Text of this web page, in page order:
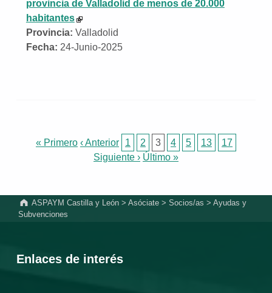
provincia de Valladolid de menos de 20.000
habitantes
Provincia: Valladolid
Fecha: 24-Junio-2025
« Primero ‹ Anterior 1 2 3 4 5 13
17
Siguiente › Último »
ASPAYM Castilla y León >Asóciate >Socios/as >Ayudas y
Subvenciones
Enlaces de interés